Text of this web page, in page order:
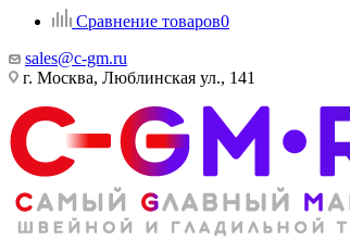
Сравнение товаров0
sales@c-gm.ru
г. Москва, Люблинская ул., 141